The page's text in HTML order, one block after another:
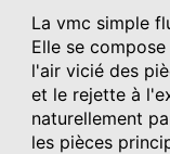
La vmc simple
Elle se
l'air vicié des
et le rejette à
naturellement
les pièces